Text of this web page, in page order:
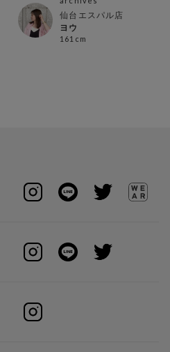
仙台エスパル店
ヨウ
161cm